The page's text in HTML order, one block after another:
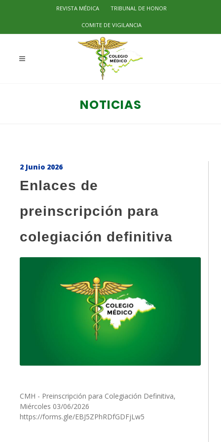
REVISTA MÉDICA TRIBUNAL DE HONOR
COMITE DE VIGILANCIA
NOTICIAS
2 Junio 2026
Enlaces de
preinscripción para
colegiación definitiva
CMH - Preinscripción para Colegiación Definitiva,
Miércoles 03/06/2026
https://forms.gle/EBJ5ZPhRDfGDFjLw5